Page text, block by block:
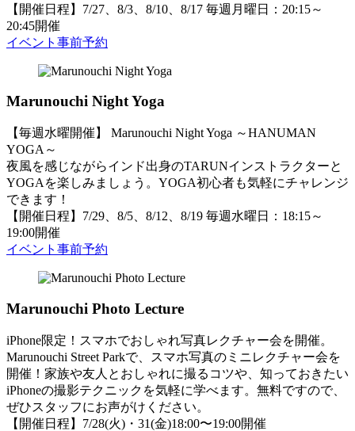
【開催日程】7/27、8/3、8/10、8/17 毎週月曜日：20:15～
20:45開催
イベント事前予約
Marunouchi Night Yoga
【毎週水曜開催】 Marunouchi Night Yoga ～HANUMAN
YOGA～
夜風を感じながらインド出身のTARUNインストラクターと
YOGAを楽しみましょう。YOGA初心者も気軽にチャレンジ
できます！
【開催日程】7/29、8/5、8/12、8/19 毎週水曜日：18:15～
19:00開催
イベント事前予約
Marunouchi Photo Lecture
iPhone限定！スマホでおしゃれ写真レクチャー会を開催。
Marunouchi Street Parkで、スマホ写真のミニレクチャー会を
開催！家族や友人とおしゃれに撮るコツや、知っておきたい
iPhoneの撮影テクニックを気軽に学べます。無料ですので、
ぜひスタッフにお声がけください。
【開催日程】7/28(火)・31(金)18:00〜19:00開催